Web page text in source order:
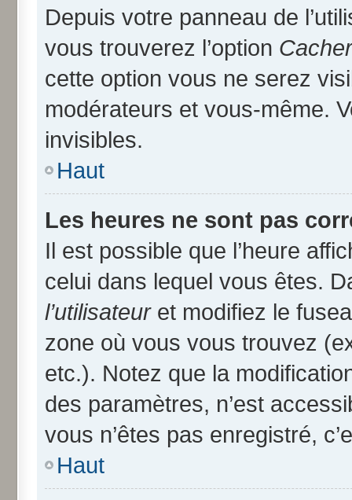
Depuis votre panneau de
vous trouverez l’option
cette option vous ne serez
modérateurs et vous-même.
invisibles.
Haut
Les heures ne sont pas
Il est possible que l’heure
celui dans lequel vous êtes.
l’utilisateuret modifiez le
zone où vous vous trouvez
etc.). Notez que la
des paramètres, n’est
vous n’êtes pas enregistré,
Haut